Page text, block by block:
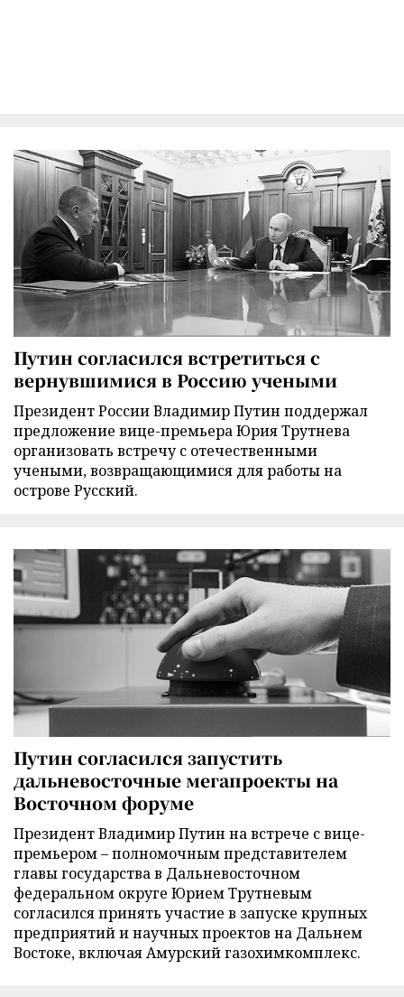
Путин согласился встретиться с
вернувшимися в Россию учеными
Президент России Владимир Путин поддержал
предложение вице-премьера Юрия Трутнева
организовать встречу с отечественными
учеными, возвращающимися для работы на
острове Русский.
Путин согласился запустить
дальневосточные мегапроекты на
Восточном форуме
Президент Владимир Путин на встрече с вице-
премьером – полномочным представителем
главы государства в Дальневосточном
федеральном округе Юрием Трутневым
согласился принять участие в запуске крупных
предприятий и научных проектов на Дальнем
Востоке, включая Амурский газохимкомплекс.